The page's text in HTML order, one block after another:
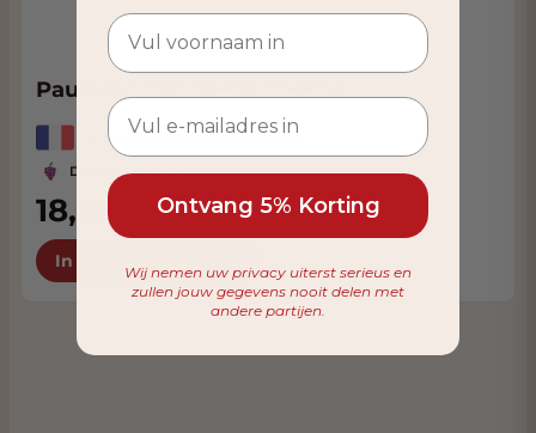
Paul Mas Claude Val Cadeau
Frankrijk, Languedoc-Rousillon
Diversen druiven
18,85
In Winkelwagen
Ontvang 5% Korting
Wij nemen uw privacy uiterst serieus en
zullen jouw gegevens nooit delen met
andere partijen.